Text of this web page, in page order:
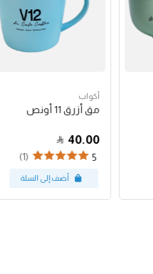
أكواب
مق أزرق 11 أونص
40.00
5
(1)